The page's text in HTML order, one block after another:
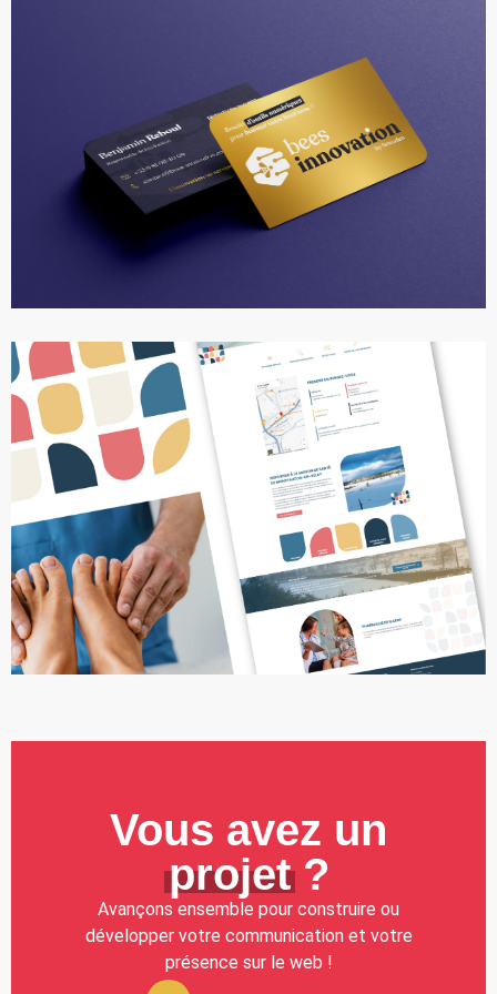
Vous avez un
projet?
Avançons ensemble pour construire ou
développer votre communication et votre
présence sur le web !